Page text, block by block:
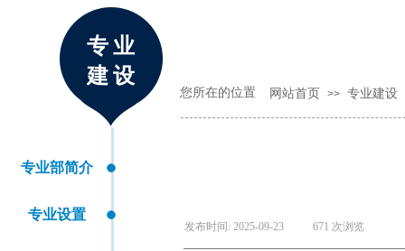
专业
建设
您所在的位置 网站首页 >> 专业建设
专业部简介
专业设置
发布时间: 2025-09-23 671 次浏览